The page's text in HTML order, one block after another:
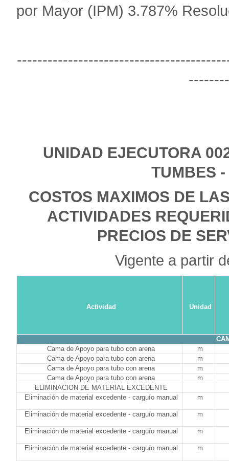
por Mayor (IPM) 3.787%
UNIDAD EJECUTORA
TUMBES
COSTOS MAXIMOS DE
ACTIVIDADES
PRECIOS DE
Vigente a partir
Actividad Unidad
Cama de Apoyo para tubo con arena
m
Cama de Apoyo para tubo con arena
m
Cama de Apoyo para tubo con arena
m
Cama de Apoyo para tubo con arena
m
ELIMINACION DE MATERIAL EXCEDENTE
Eliminación de material excedente - carguío manual
m
Eliminación de material excedente - carguío manual m
Eliminación de material excedente - carguío manual m
Eliminación de material excedente - carguío manual m